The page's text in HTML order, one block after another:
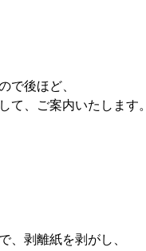
で後ほど、
て、ご案内いたします。
、剥離紙を剥がし、